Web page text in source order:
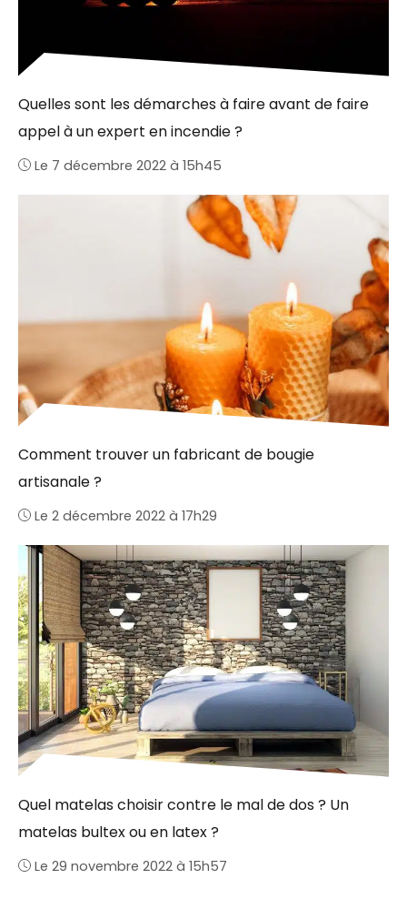
Quelles sont les démarches à faire avant de faire
appel à un expert en incendie ?
Le 7 décembre 2022 à 15h45
Comment trouver un fabricant de bougie
artisanale ?
Le 2 décembre 2022 à 17h29
Quel matelas choisir contre le mal de dos ? Un
matelas bultex ou en latex ?
Le 29 novembre 2022 à 15h57